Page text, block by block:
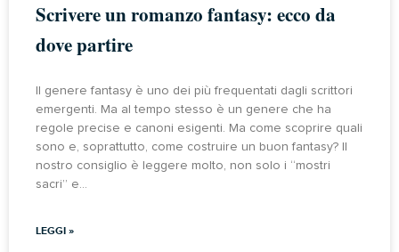
Scrivere un romanzo fantasy: ecco da
dove partire
Il genere fantasy è uno dei più frequentati dagli scrittori
emergenti. Ma al tempo stesso è un genere che ha
regole precise e canoni esigenti. Ma come scoprire quali
sono e, soprattutto, come costruire un buon fantasy? Il
nostro consiglio è leggere molto, non solo i “mostri
sacri” e…
LEGGI »